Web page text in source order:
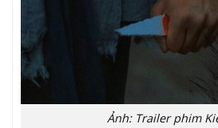
Ảnh: Trailer phim